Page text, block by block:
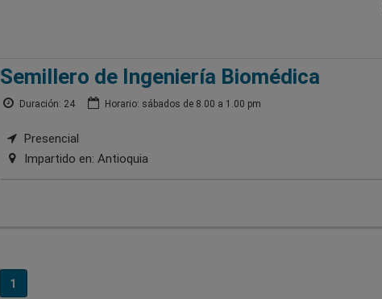
Semillero de Ingeniería Biomédica
Duración: 24 Horario: sábados de 8.00 a 1.00 pm
Presencial
Impartido en: Antioquia
1